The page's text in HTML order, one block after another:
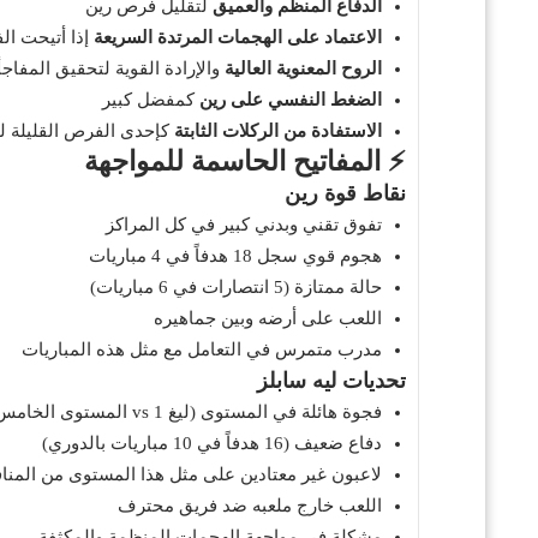
الدفاع المنظم والعميق لتقليل فرص رين
الاعتماد على الهجمات المرتدة السريعة إذا أتيحت
الروح المعنوية العالية والإرادة القوية لتحقيق
الضغط النفسي على رين كمفضل كبير
الاستفادة من الركلات الثابتة كإحدى الفرص القليلة
⚡ المفاتيح الحاسمة للمواجهة
نقاط قوة رين
تفوق تقني وبدني كبير في كل المراكز
هجوم قوي سجل 18 هدفاً في 4 مباريات
حالة ممتازة (5 انتصارات في 6 مباريات)
اللعب على أرضه وبين جماهيره
مدرب متمرس في التعامل مع مثل هذه المباريات
تحديات ليه سابلز
فجوة هائلة في المستوى (ليغ 1 vs المستوى الخامس)
دفاع ضعيف (16 هدفاً في 10 مباريات بالدوري)
لاعبون غير معتادين على مثل هذا المستوى من
اللعب خارج ملعبه ضد فريق محترف